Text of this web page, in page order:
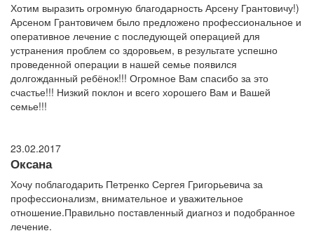
Хотим выразить огромную благодарность Арсену Грантовичу!)
Арсеном Грантовичем было предложено профессиональное и
оперативное лечение с последующей операцией для
устранения проблем со здоровьем, в результате успешно
проведенной операции в нашей семье появился
долгожданный ребёнок!!! Огромное Вам спасибо за это
счастье!!! Низкий поклон и всего хорошего Вам и Вашей
семье!!!
23.02.2017
Оксана
Хочу поблагодарить Петренко Сергея Григорьевича за
профессионализм, внимательное и уважительное
отношение.Правильно поставленный диагноз и подобранное
лечение.